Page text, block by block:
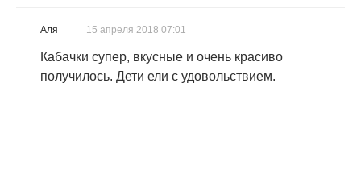
Аля 15 апреля 2018 07:01
Кабачки супер, вкусные и очень красиво
получилось. Дети ели с удовольствием.